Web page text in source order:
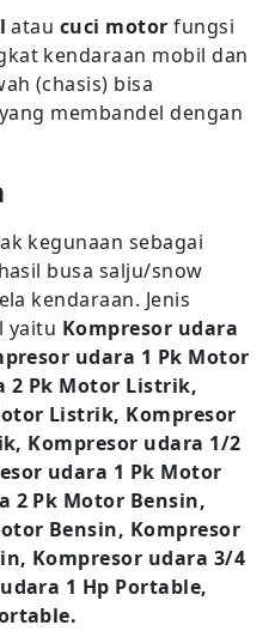
atau cuci motor fungsi
kendaraan mobil dan
(chasis) bisa
membandel dengan
kegunaan sebagai
busa salju/snow
kendaraan. Jenis
yaitu Kompresor udara
udara 1 Pk Motor
2 Pk Motor Listrik,
Listrik, Kompresor
Kompresor udara 1/2
udara 1 Pk Motor
2 Pk Motor Bensin,
Bensin, Kompresor
Kompresor udara 3/4
1 Hp Portable,